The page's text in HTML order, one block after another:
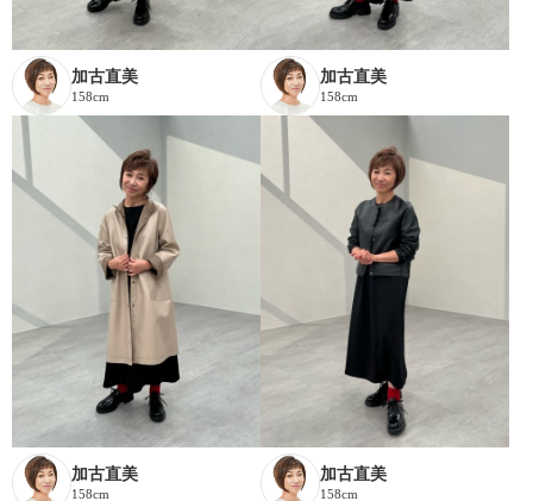
加古直美
158cm
加古直美
158cm
加古直美
158cm
加古直美
158cm